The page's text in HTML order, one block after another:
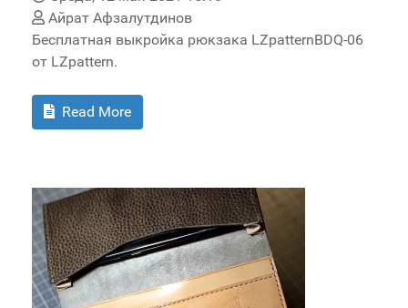
Айрат Афзалутдинов
Бесплатная выкройка рюкзака LZpatternBDQ-06
от LZpattern.
Read More